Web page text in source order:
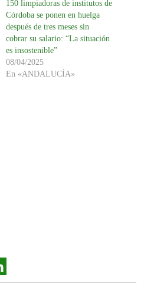
150 limpiadoras de institutos de
Córdoba se ponen en huelga
después de tres meses sin
cobrar su salario: “La situación
es insostenible”
08/04/2025
En «ANDALUCÍA»